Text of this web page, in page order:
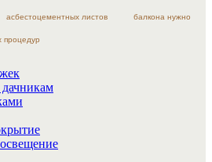
асбестоцементных листов балкона нужно
процедур